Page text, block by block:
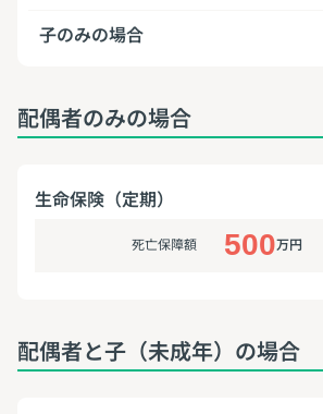
子のみの場合
配偶者のみの場合
生命保険（定期）
死亡保障額 500万円
配偶者と子（未成年）の場合